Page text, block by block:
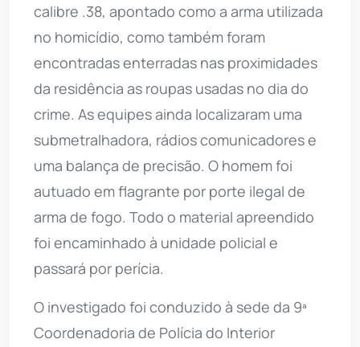
calibre .38, apontado como a arma utilizada
no homicídio, como também foram
encontradas enterradas nas proximidades
da residência as roupas usadas no dia do
crime. As equipes ainda localizaram uma
submetralhadora, rádios comunicadores e
uma balança de precisão. O homem foi
autuado em flagrante por porte ilegal de
arma de fogo. Todo o material apreendido
foi encaminhado à unidade policial e
passará por perícia.
O investigado foi conduzido à sede da 9ª
Coordenadoria de Polícia do Interior